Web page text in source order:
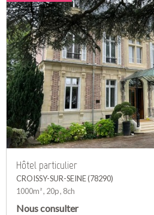
Hôtel particulier
CROISSY-SUR-SEINE (78290)
1000m² , 20p , 8ch
Nous consulter